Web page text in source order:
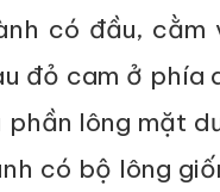
có đầu,
đỏ cam ở phía
phần lông mặt
có bộ lông